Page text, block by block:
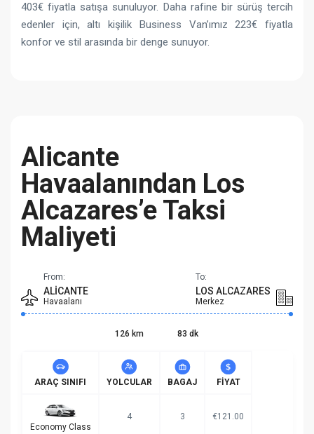
403€ fiyatla satışa sunuluyor. Daha rafine bir sürüş tercih
edenler için, altı kişilik Business Van’ımız 223€ fiyatla
konfor ve stil arasında bir denge sunuyor.
Alicante
Havaalanından Los
Alcazares’e Taksi
Maliyeti
From:
ALICANTE
Havaalanı
To:
LOS ALCAZARES
Merkez
126 km 83 dk
ARAÇ SINIFI YOLCULAR BAGAJ FIYAT
Economy Class
4 3 €121.00